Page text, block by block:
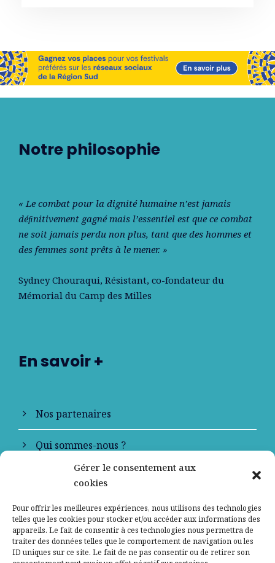
Gérer le consentement aux
cookies
Pour offrir les meilleures expériences, nous utilisons des technologies
telles que les cookies pour stocker et/ou accéder aux informations des
appareils. Le fait de consentir à ces technologies nous permettra de
traiter des données telles que le comportement de navigation ou les
ID uniques sur ce site. Le fait de ne pas consentir ou de retirer son
Notre philosophie
« Le combat pour la dignité humaine n’est jamais
déﬁnitivement gagné mais l’essentiel est que ce combat
ne soit jamais perdu non plus, tant que des hommes et
des femmes sont prêts à le mener. »
Sydney Chouraqui, Résistant, co-fondateur du
Mémorial du Camp des Milles
En savoir +
Nos partenaires
Qui sommes-nous ?
Contactez-nous
Mentions légales
Politique de confidentialité